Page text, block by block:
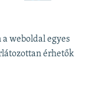
weboldal egyes
érhetők